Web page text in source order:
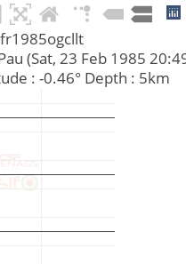
Pau (Sat, 23 Feb 1985
: -0.46° Depth : 5km